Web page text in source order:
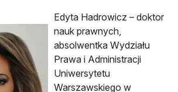
Edyta Hadrowicz – doktor
nauk prawnych,
absolwentka Wydziału
Prawa i Administracji
Uniwersytetu
Warszawskiego w